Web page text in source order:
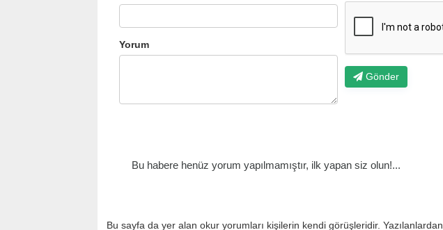
Yorum
Gönder
Bu habere henüz yorum yapılmamıştır, ilk yapan siz olun!...
Bu sayfa da yer alan okur yorumları kişilerin kendi görüşleridir. Yazılanlardan